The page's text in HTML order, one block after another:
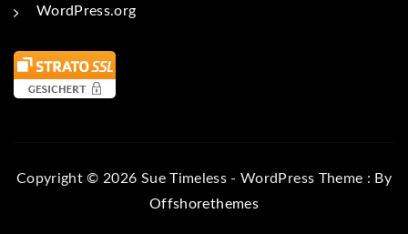
WordPress.org
Copyright © 2026 Sue Timeless - WordPress Theme : By
Offshorethemes